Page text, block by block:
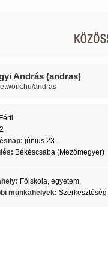
András (andras)
andras
Férfi
június 23.
Békéscsaba (Mezőmegyer)
Főiskola, egyetem,
munkahelyek: Szerkesztőség